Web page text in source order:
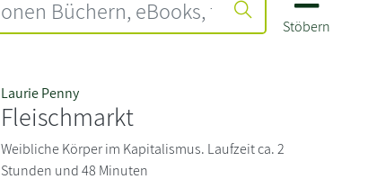
Stöbern
Laurie Penny
Fleischmarkt
Weibliche Körper im Kapitalismus. Laufzeit ca. 2
Stunden und 48 Minuten